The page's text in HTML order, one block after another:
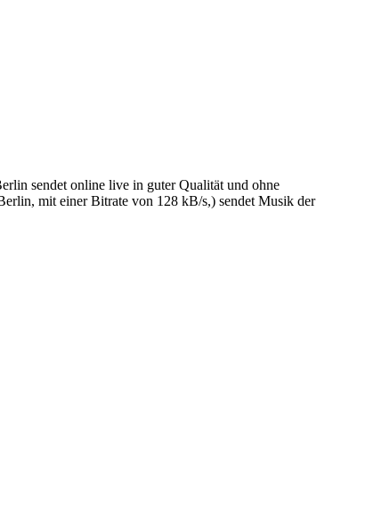
sendet online live in guter Qualität und ohne
mit einer Bitrate von 128 kB/s,) sendet Musik der